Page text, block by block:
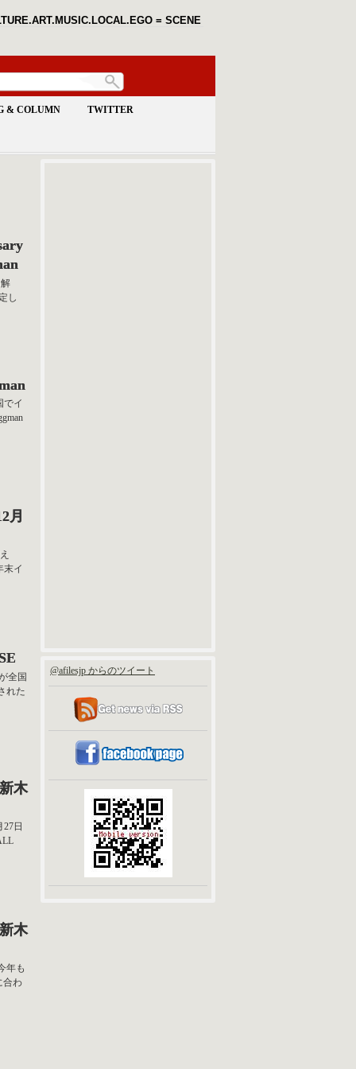
= SCENE
& COLUMN TWITTER
し
でイ
月
末イ
全国
れた
木
27日
木
年も
合わ
@afilesjp からのツイート